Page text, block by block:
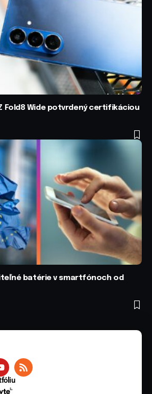
Fold8 Wide potvrdený certifikáciou
batérie v smartfónoch od